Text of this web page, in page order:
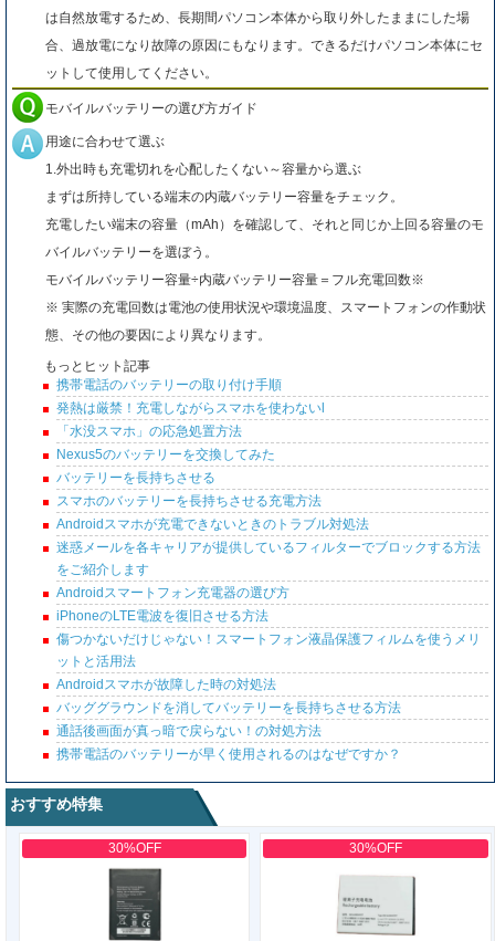
は自然放電するため、長期間パソコン本体から取り外したままにした場
合、過放電になり故障の原因にもなります。できるだけパソコン本体にセ
ットして使用してください。
モバイルバッテリーの選び方ガイド
用途に合わせて選ぶ
1.外出時も充電切れを心配したくない～容量から選ぶ
まずは所持している端末の内蔵バッテリー容量をチェック。
充電したい端末の容量（mAh）を確認して、それと同じか上回る容量のモ
バイルバッテリーを選ぼう。
モバイルバッテリー容量÷内蔵バッテリー容量＝フル充電回数※
※ 実際の充電回数は電池の使用状況や環境温度、スマートフォンの作動状
態、その他の要因により異なります。
もっとヒット記事
携帯電話のバッテリーの取り付け手順
発熱は厳禁！充電しながらスマホを使わないl
「水没スマホ」の応急処置方法
Nexus5のバッテリーを交換してみた
バッテリーを長持ちさせる
スマホのバッテリーを長持ちさせる充電方法
Androidスマホが充電できないときのトラブル対処法
迷惑メールを各キャリアが提供しているフィルターでブロックする方法
をご紹介します
Androidスマートフォン充電器の選び方
iPhoneのLTE電波を復旧させる方法
傷つかないだけじゃない！スマートフォン液晶保護フィルムを使うメリ
ットと活用法
Androidスマホが故障した時の対処法
バッググラウンドを消してバッテリーを長持ちさせる方法
通話後画面が真っ暗で戻らない！の対処方法
携帯電話のバッテリーが早く使用されるのはなぜですか？
おすすめ特集
30%OFF 30%OFF